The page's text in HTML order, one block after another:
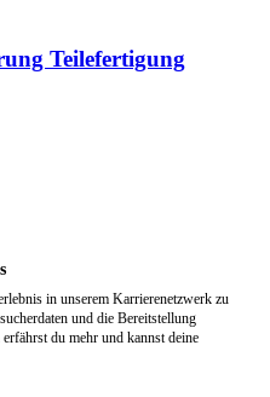
Teilefertigung
in unserem Karrierenetzwerk zu
und die Bereitstellung
du mehr und kannst deine